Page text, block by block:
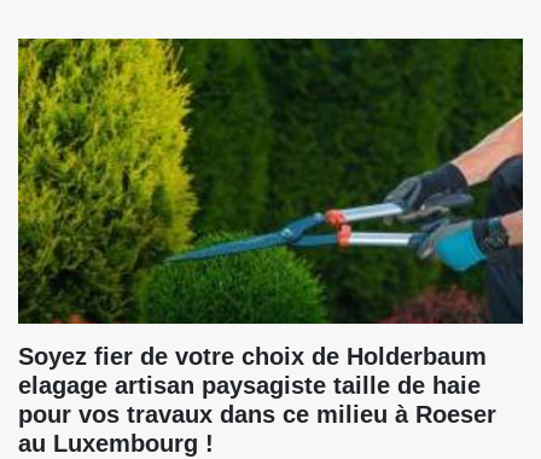
Soyez fier de votre choix de Holderbaum
elagage artisan paysagiste taille de haie
pour vos travaux dans ce milieu à Roeser
au Luxembourg !